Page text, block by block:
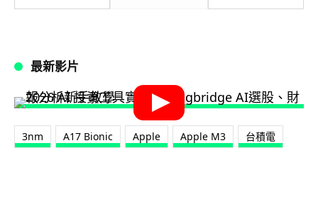
最新影片
3nm A17 Bionic Apple Apple M3 台積電